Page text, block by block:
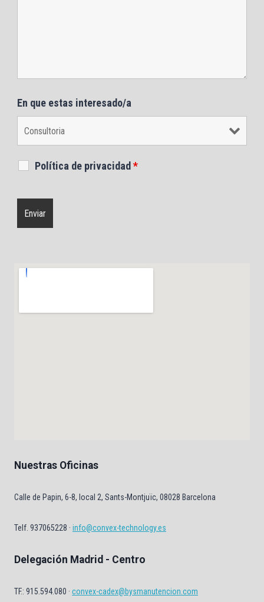
En que estas interesado/a
Política de privacidad *
Nuestras Oficinas
Calle de Papin, 6-8, local 2, Sants-Montjuïc, 08028 Barcelona
Telf. 937065228 · info@convex-technology.es
Delegación Madrid - Centro
TF.: 915.594.080 · convex-cadex@bysmanutencion.com